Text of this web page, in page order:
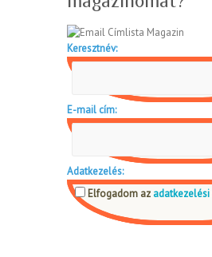
Keresztnév:
E-mail cím:
Adatkezelés:
Elfogadom az